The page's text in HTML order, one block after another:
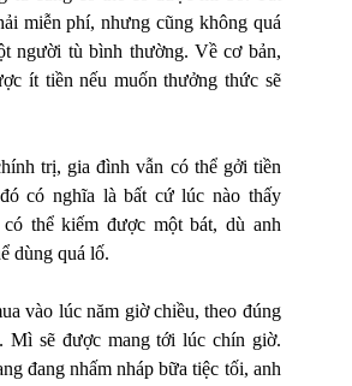
miễn phí, nhưng cũng không quá
người tù bình thường. Về cơ bản,
ít tiền nếu muốn thưởng thức sẽ
trị, gia đình vẫn có thể gởi tiền
có nghĩa là bất cứ lúc nào thấy
có thể kiếm được một bát, dù anh
dùng quá lố.
vào lúc năm giờ chiều, theo đúng
Mì sẽ được mang tới lúc chín giờ.
đang nhấm nháp bữa tiệc tối, anh